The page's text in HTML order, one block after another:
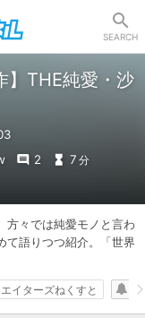
SEARCH
】THE純愛・沙
2 7 分
方々では純愛モノと言わ
て語りつつ紹介。「世界
イターズねくすと